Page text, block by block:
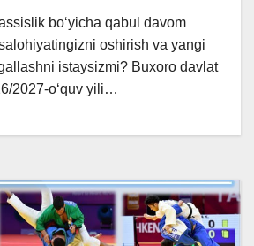
bo‘yicha qabul davom
oshirish va yangi
istaysizmi? Buxoro davlat
2027-o‘quv yili…